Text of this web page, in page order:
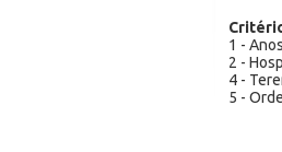
1 -
2 -
4 -
5 -